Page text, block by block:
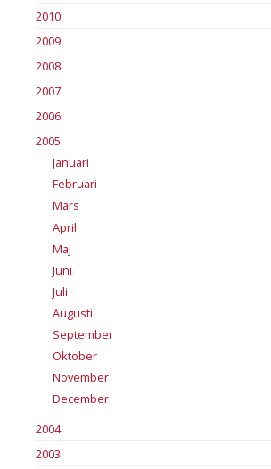
2010
2009
2008
2007
2006
2005
Januari
Februari
Mars
April
Maj
Juni
Juli
Augusti
September
Oktober
November
December
2004
2003